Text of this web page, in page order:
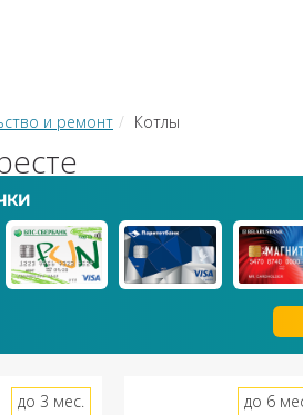
и ремонт Котлы
до 3 мес. до 6